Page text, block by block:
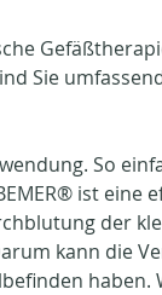
Sie
So
ist
der
kann die
haben.